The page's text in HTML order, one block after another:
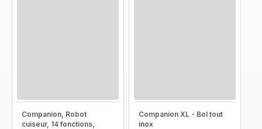
Companion, Robot
cuiseur, 14 fonctions,
Companion XL - Bol tout
inox